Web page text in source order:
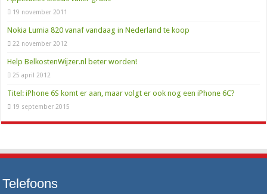
19 november 2011
Nokia Lumia 820 vanaf vandaag in Nederland te koop
22 november 2012
Help BelkostenWijzer.nl beter worden!
25 april 2012
Titel: iPhone 6S komt er aan, maar volgt er ook nog een iPhone 6C?
19 september 2015
Telefoons